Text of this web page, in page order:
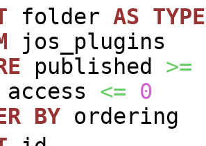
folder AS TYPE
jos_plugins
published >=
access <=
0
BY ordering